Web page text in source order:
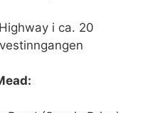
i ca. 20